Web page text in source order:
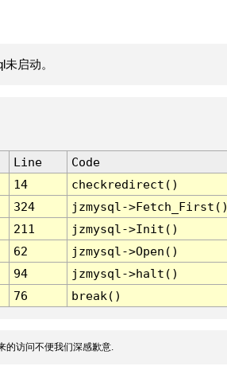
启动。
Line
Code
14
checkredirect()
324
jzmysql-
211
jzmysql->Init()
62
jzmysql->Open()
94
jzmysql->halt()
76 break()
的访问不便我们深感歉意.